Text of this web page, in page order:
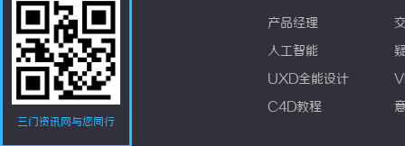
三门资讯网与您同行
产品经理
人工智能
UXD全能设计
C4D教程